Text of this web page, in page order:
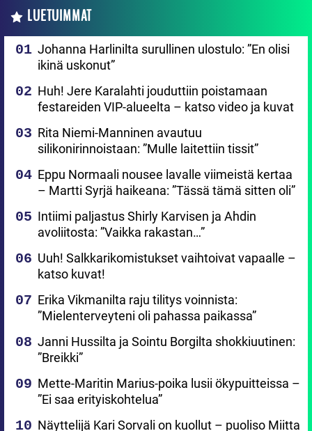
LUETUIMMAT
Johanna Harlinilta surullinen ulostulo: ”En olisi
ikinä uskonut”
Huh! Jere Karalahti jouduttiin poistamaan
festareiden VIP-alueelta – katso video ja kuvat
Rita Niemi-Manninen avautuu
silikonirinnoistaan: ”Mulle laitettiin tissit”
Eppu Normaali nousee lavalle viimeistä kertaa
– Martti Syrjä haikeana: ”Tässä tämä sitten oli”
Intiimi paljastus Shirly Karvisen ja Ahdin
avoliitosta: ”Vaikka rakastan…”
Uuh! Salkkarikomistukset vaihtoivat vapaalle –
katso kuvat!
Erika Vikmanilta raju tilitys voinnista:
”Mielenterveyteni oli pahassa paikassa”
Janni Hussilta ja Sointu Borgilta shokkiuutinen:
”Breikki”
Mette-Maritin Marius-poika lusii ökypuitteissa –
”Ei saa erityiskohtelua”
Näyttelijä Kari Sorvali on kuollut – puoliso Miitta